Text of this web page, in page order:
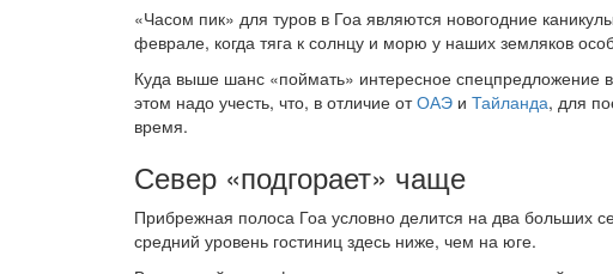
«Часом пик» для туров в Гоа являются новогодние
феврале, когда тяга к солнцу и морю у наших земляков
Куда выше шанс «поймать» интересное спецпредложение
этом надо учесть, что, в отличие отОАЭ и Тайланда, для
время.
Север «подгорает» чаще
Прибрежная полоса Гоа условно делится на два больших
средний уровень гостиниц здесь ниже, чем на юге.